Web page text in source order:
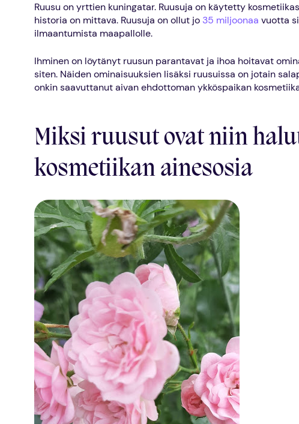
Ruusu on yrttien kuningatar. Ruusuja on käytetty
historia on mittava. Ruusuja on ollut jo 35 miljoonaa vuotta
ilmaantumista maapallolle.
Ihminen on löytänyt ruusun parantavat ja ihoa hoitavat
siten. Näiden ominaisuuksien lisäksi ruusuissa on jotain
onkin saavuttanut aivan ehdottoman ykköspaikan
Miksi ruusut ovat niin
kosmetiikan ainesosia